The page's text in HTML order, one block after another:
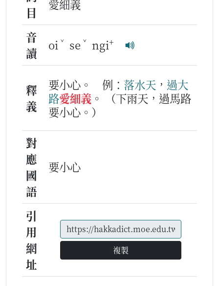
目
愛細義
音
讀
oi ˇ se ˇ ngi+
釋
義
要小心。 例： 落水天 ， 過大
路愛細義 。
（下雨天，過馬路
要小心。）
對
應
國
語
要小心
引
用
網
址
複製